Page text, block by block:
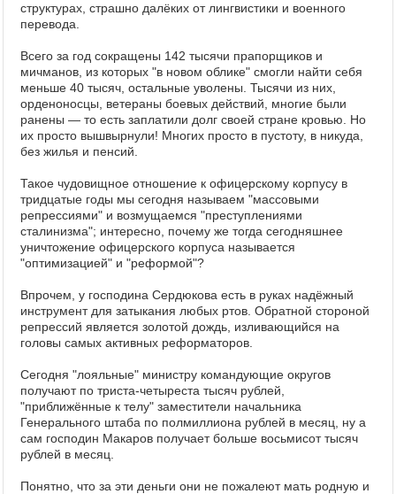
структурах, страшно далёких от лингвистики и военного
перевода.
Всего за год сокращены 142 тысячи прапорщиков и
мичманов, из которых "в новом облике" смогли найти себя
меньше 40 тысяч, остальные уволены. Тысячи из них,
орденоносцы, ветераны боевых действий, многие были
ранены — то есть заплатили долг своей стране кровью. Но
их просто вышвырнули! Многих просто в пустоту, в никуда,
без жилья и пенсий.
Такое чудовищное отношение к офицерскому корпусу в
тридцатые годы мы сегодня называем "массовыми
репрессиями" и возмущаемся "преступлениями
сталинизма"; интересно, почему же тогда сегодняшнее
уничтожение офицерского корпуса называется
"оптимизацией" и "реформой"?
Впрочем, у господина Сердюкова есть в руках надёжный
инструмент для затыкания любых ртов. Обратной стороной
репрессий является золотой дождь, изливающийся на
головы самых активных реформаторов.
Сегодня "лояльные" министру командующие округов
получают по триста-четыреста тысяч рублей,
"приближённые к телу" заместители начальника
Генерального штаба по полмиллиона рублей в месяц, ну а
сам господин Макаров получает больше восьмисот тысяч
рублей в месяц.
Понятно, что за эти деньги они не пожалеют мать родную и